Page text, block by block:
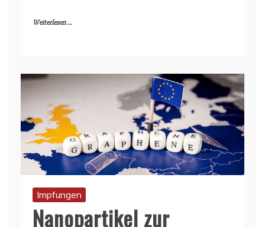
Weiterlesen ...
Impfungen
Nanopartikel zur